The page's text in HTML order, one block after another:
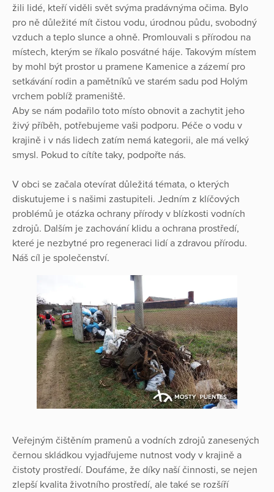
žili lidé, kteří viděli svět svýma pradávnýma očima. Bylo
pro ně důležité mít čistou vodu, úrodnou půdu, svobodný
vzduch a teplo slunce a ohně. Promlouvali s přírodou na
místech, kterým se říkalo posvátné háje. Takovým místem
by mohl být prostor u pramene Kamenice a zázemí pro
setkávání rodin a pamětníků ve starém sadu pod Holým
vrchem poblíž prameniště.
Aby se nám podařilo toto místo obnovit a zachytit jeho
živý příběh, potřebujeme vaši podporu. Péče o vodu v
krajině i v nás lidech zatím nemá kategorii, ale má velký
smysl. Pokud to cítíte taky, podpořte nás.
V obci se začala otevírat důležitá témata, o kterých
diskutujeme i s našimi zastupiteli. Jedním z klíčových
problémů je otázka ochrany přírody v blízkosti vodních
zdrojů. Dalším je zachování klidu a ochrana prostředí,
které je nezbytné pro regeneraci lidí a zdravou přírodu.
Náš cíl je společenství.
Veřejným čištěním pramenů a vodních zdrojů zanesených
černou skládkou vyjadřujeme nutnost vody v krajině a
čistoty prostředí. Doufáme, že díky naší činnosti, se nejen
zlepší kvalita životního prostředí, ale také se rozšíří